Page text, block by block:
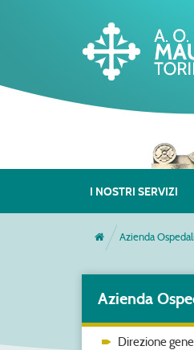
I NOSTRI SERVIZI
Azienda
Azienda
Direzione